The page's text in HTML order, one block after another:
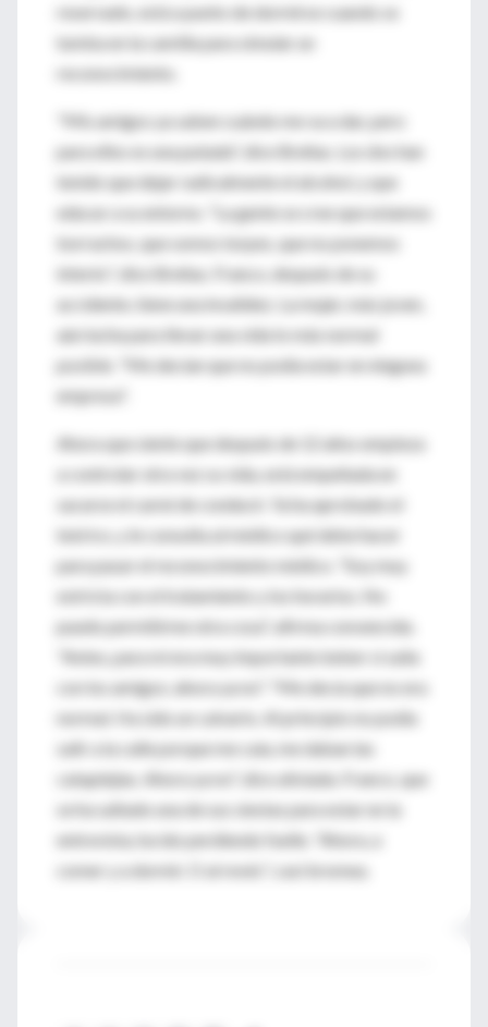
reservado, está a punto de dormirse cuando se
tumba en la camilla para simular un
reconocimiento.
"Mis amigos ya saben cuándo me va a dar, pero
para ellos es una putada", dice Breñas. Los dos han
tenido que dejar radicalmente el alcohol, y que
educar a su entorno. "La gente se cree que estamos
borrachos, que somos torpes, que no ponemos
interés", dice Breñas. Franco, después de su
accidente, tiene una invalidez. La mujer, más joven,
aún lucha para llevar una vida lo más normal
posible. "Me decían que no podía estar en ninguna
empresa".
Ahora que siente que después de 12 años empieza
a controlar otra vez su vida, está empeñada en
sacarse el carné de conducir. Ya ha aprobado el
teórico, y le consulta al médico qué debe hacer
para pasar el reconocimiento médico. "Soy muy
estricta con el tratamiento y los horarios. No
puedo permitirme otra cosa", afirma convencida.
"Antes, para mí era muy importante beber si salía
con los amigos; ahora ya no". "Me decía que no era
normal. Ha sido un calvario. Al principio no podía
salir a la calle porque me caía, me daban las
cataplejias. Ahora ya no", dice aliviada. Franco, que
se ha saltado una de sus siestas para estar en la
entrevista, ha ido perdiendo fuelle. "Ahora, a
comer y a dormir. O al revés", casi bromea.